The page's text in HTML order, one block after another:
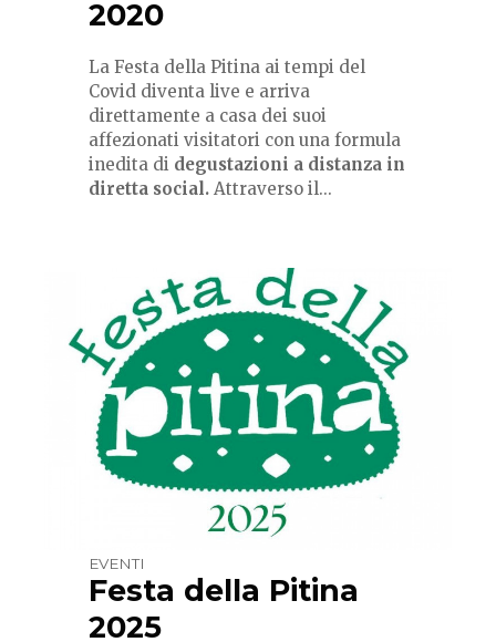
2020
La Festa della Pitina ai tempi del
Covid diventa live e arriva
direttamente a casa dei suoi
affezionati visitatori con una formula
inedita di degustazioni a distanza in
diretta social. Attraverso il...
EVENTI
Festa della Pitina
2025